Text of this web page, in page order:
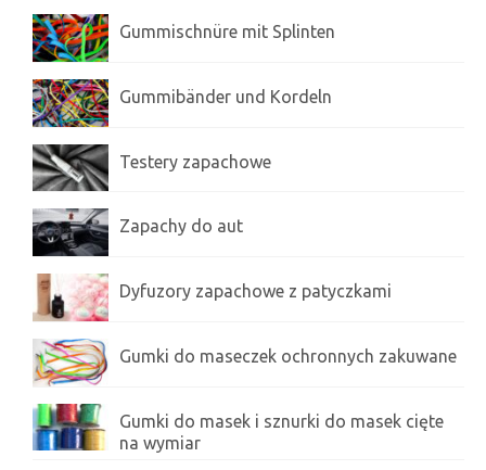
Gummischnüre mit Splinten
Gummibänder und Kordeln
Testery zapachowe
Zapachy do aut
Dyfuzory zapachowe z patyczkami
Gumki do maseczek ochronnych zakuwane
Gumki do masek i sznurki do masek cięte
na wymiar